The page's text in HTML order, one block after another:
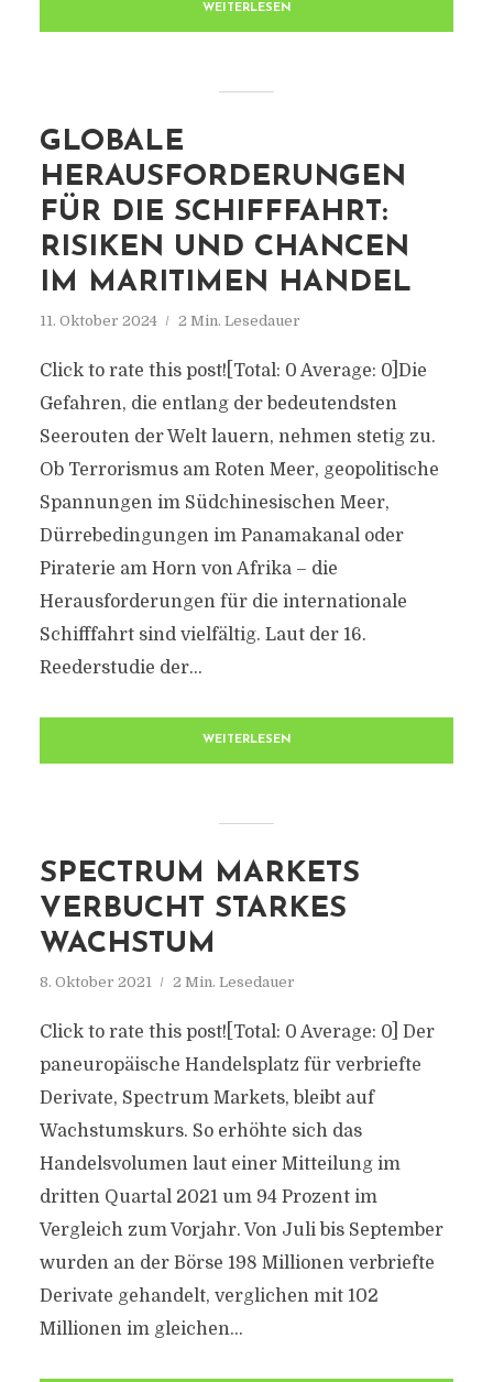
WEITERLESEN
GLOBALE
HERAUSFORDERUNGEN
FÜR DIE SCHIFFFAHRT:
RISIKEN UND CHANCEN
IM MARITIMEN HANDEL
11. Oktober 2024 2 Min. Lesedauer
Click to rate this post![Total: 0 Average: 0]Die
Gefahren, die entlang der bedeutendsten
Seerouten der Welt lauern, nehmen stetig zu.
Ob Terrorismus am Roten Meer, geopolitische
Spannungen im Südchinesischen Meer,
Dürrebedingungen im Panamakanal oder
Piraterie am Horn von Afrika – die
Herausforderungen für die internationale
Schifffahrt sind vielfältig. Laut der 16.
Reederstudie der...
WEITERLESEN
SPECTRUM MARKETS
VERBUCHT STARKES
WACHSTUM
8. Oktober 2021 2 Min. Lesedauer
Click to rate this post![Total: 0 Average: 0] Der
paneuropäische Handelsplatz für verbriefte
Derivate, Spectrum Markets, bleibt auf
Wachstumskurs. So erhöhte sich das
Handelsvolumen laut einer Mitteilung im
dritten Quartal 2021 um 94 Prozent im
Vergleich zum Vorjahr. Von Juli bis September
wurden an der Börse 198 Millionen verbriefte
Derivate gehandelt, verglichen mit 102
Millionen im gleichen...